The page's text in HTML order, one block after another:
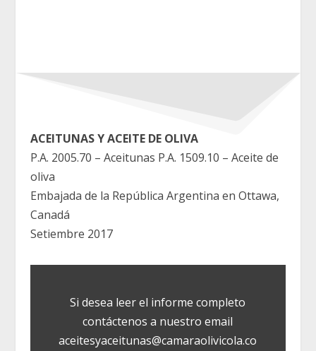
ACEITUNAS Y ACEITE DE OLIVA
P.A. 2005.70 – Aceitunas P.A. 1509.10 – Aceite de
oliva
Embajada de la República Argentina en Ottawa,
Canadá
Setiembre 2017
Si desea leer el informe completo
contáctenos a nuestro email
aceitesyaceitunas@camaraolivicola.co